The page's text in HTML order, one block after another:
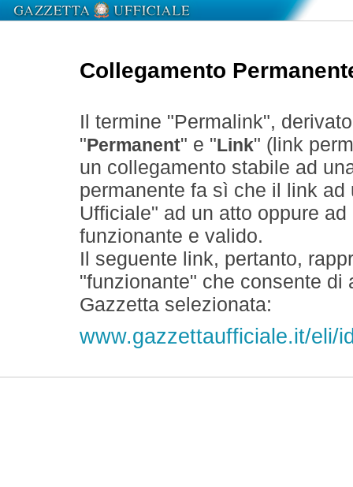
Collegamento
Il termine "Permalink",
" Permanent" e " Link" (link
un collegamento stabile ad
permanente fa sì che il link
Ufficiale" ad un atto oppure
funzionante e valido.
Il seguente link, pertanto,
"funzionante" che consente
Gazzetta selezionata:
www.gazzettaufficiale.it/eli/